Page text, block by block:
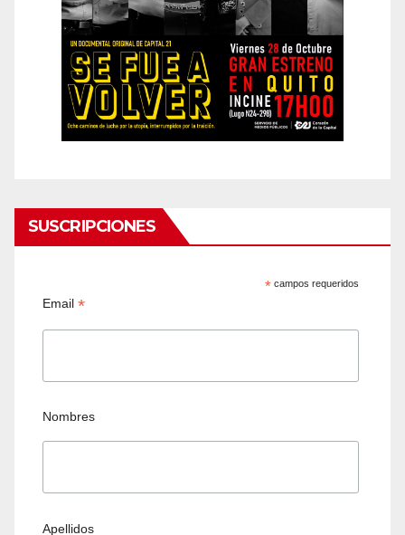
SUSCRIPCIONES
* campos requeridos
Email*
Nombres
Apellidos